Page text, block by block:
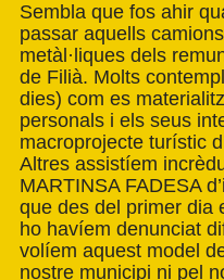
Sembla que fos ahir
passar aquells
metàl·liques dels
de Filià. Molts
dies) com es
personals i els seus
macroprojecte turístic
Altres assistíem
MARTINSA FADESA
que des del primer dia
ho havíem denunciat
volíem aquest model
nostre municipi ni pel